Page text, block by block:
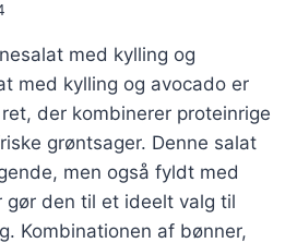
med kylling og
med kylling og avocado er
der kombinerer proteinrige
grøntsager. Denne salat
men også fyldt med
den til et ideelt valg til
Kombinationen af bønner,